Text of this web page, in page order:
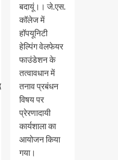
बदायूं।। जे.एस.
कॉलेज में
हॉपयूनिटी
हेल्पिंग वेलफेयर
फाउंडेशन के
तत्वावधान में
तनाव प्रबंधन
विषय पर
प्रेरणादायी
कार्यशाला का
आयोजन किया
गया।